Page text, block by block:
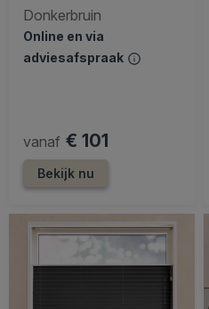
Donkerbruin
Online en via
adviesafspraak
vanaf € 101
Bekijk nu